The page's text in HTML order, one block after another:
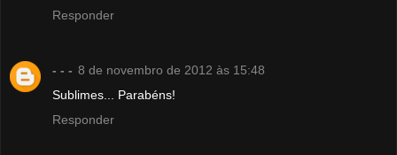
Responder
- - - 8 de novembro de 2012 às 15:48
Sublimes... Parabéns!
Responder